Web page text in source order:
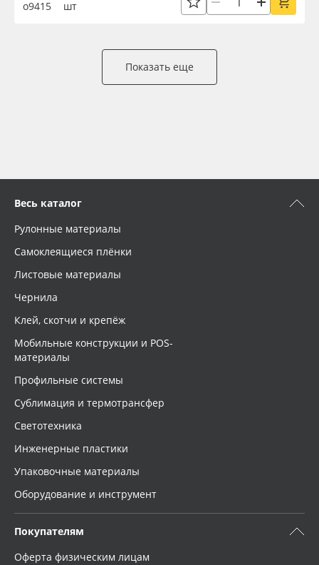
о9415 шт
Показать еще
Весь каталог
Рулонные материалы
Самоклеящиеся плёнки
Листовые материалы
Чернила
Клей, скотчи и крепёж
Мобильные конструкции и POS-
материалы
Профильные системы
Сублимация и термотрансфер
Светотехника
Инженерные пластики
Упаковочные материалы
Оборудование и инструмент
Покупателям
Оферта физическим лицам